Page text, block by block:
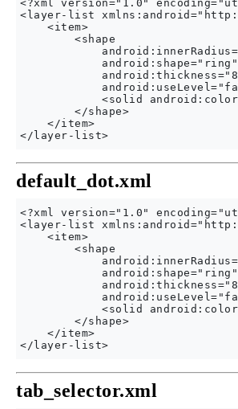
<?xml version="1.0"
<layer-list
    <item>
        <shape
            android:shape="ring"
<solid
        </shape>
    </item>
default_dot.xml
<?xml version="1.0"
<layer-list
    <item>
        <shape
            android:shape="ring"
<solid
        </shape>
    </item>
tab_selector.xml